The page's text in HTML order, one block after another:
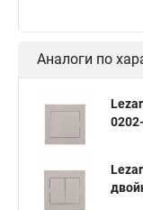
Аналоги по